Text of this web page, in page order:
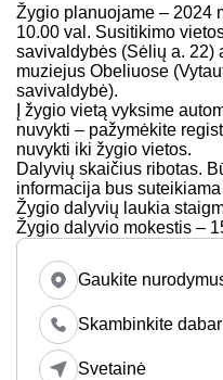
Žygio planuojame – 2024
10.00 val. Susitikimo
savivaldybės (Sėlių a. 22)
muziejus Obeliuose
savivaldybė).
Į žygio vietą vyksime
nuvykti – pažymėkite
nuvykti iki žygio vietos.
Dalyvių skaičius ribotas.
informacija bus
Žygio dalyvių laukia
Žygio dalyvio mokestis –
Gaukite
Skambinkite dabar
Svetainė